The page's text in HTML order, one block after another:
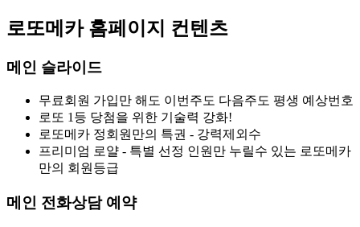
로또메카 홈페이지 컨텐츠
메인 슬라이드
무료회원 가입만 해도 이번주도 다음주도 평생 예상번호
로또 1등 당첨을 위한 기술력 강화!
로또메카 정회원만의 특권 - 강력제외수
프리미엄 로얄 - 특별 선정 인원만 누릴수 있는 로또메카
만의 회원등급
메인 전화상담 예약